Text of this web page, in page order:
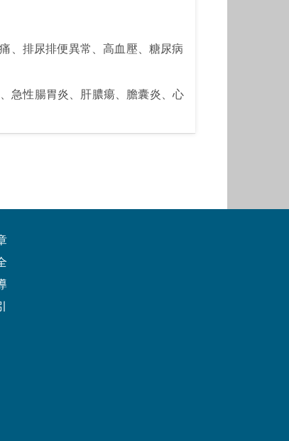
、排尿排便異常、高血壓、糖尿病
、急性腸胃炎、肝膿瘍、膽囊炎、心